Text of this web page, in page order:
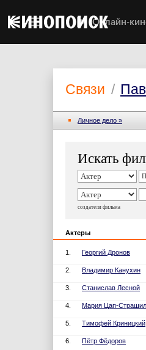
Онлайн-
Связи /
Личное дело »
Искать
создатели фильма
Актеры
1. Георгий Дронов
2. Владимир Канухин
3. Станислав Лесной
4. Мария Цап-
5. Тимофей Криницкий
6. Пётр Фёдоров